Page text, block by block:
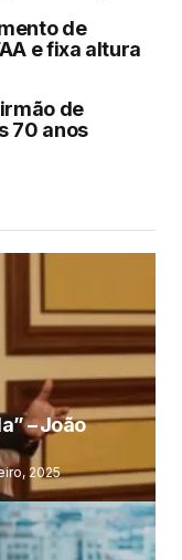
de
e fixa altura
de
70 anos
– João
2025